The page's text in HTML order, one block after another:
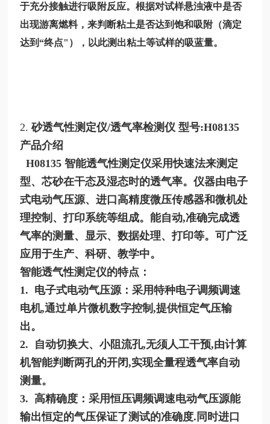
于充分接触进行吸附反应。根据对试样悬浊液中是否
出现游离燃料，来判断粘土是否达到饱和吸附（滴定
达到“终点"），以此测出粘土等试样的吸蓝量。
2.砂透气性测定仪/透气率检测仪 型号:H08135
产品介绍
H08135 智能透气性测定仪采用快速法来测定
型、芯砂在干态及湿态时的透气率。仪器由电子
式电动气压源、进口高精度微压传感器和微机处
理控制、打印系统等组成。能自动,准确完成透
气率的测量、显示、数据处理、打印等。可广泛
应用于生产、科研、教学中。
智能透气性测定仪的特点：
1. 电子式电动气压源：采用特种电子调频调速
电机,通过单片微机数字控制,提供恒定气压输
出。
2. 自动切换大、小阻流孔,无须人工干预,由计算
机智能判断两孔的开闭,实现全量程透气率自动
测量。
3. 高精确度：采用恒压调频调速电动气压源能
输出恒定的气压保证了测试的准确度.同时进口